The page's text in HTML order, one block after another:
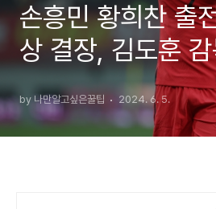
손흥민 황희찬 출
상 결장, 김도훈
르 대결 준비 상황
by 나만알고싶은꿀팁 2024. 6. 5.